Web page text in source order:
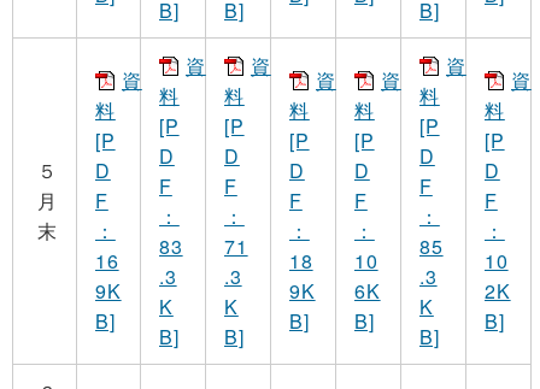
B]
B]
B]
５
月
末
資
料
[P
D
F
：
16
9K
B]
資
料
[P
D
F
：
83
.3
K
B]
資
料
[P
D
F
：
71
.3
K
B]
資
料
[P
D
F
：
18
9K
B]
資
料
[P
D
F
：
10
6K
B]
資
料
[P
D
F
：
85
.3
K
B]
資
料
[P
D
F
：
10
2K
B]